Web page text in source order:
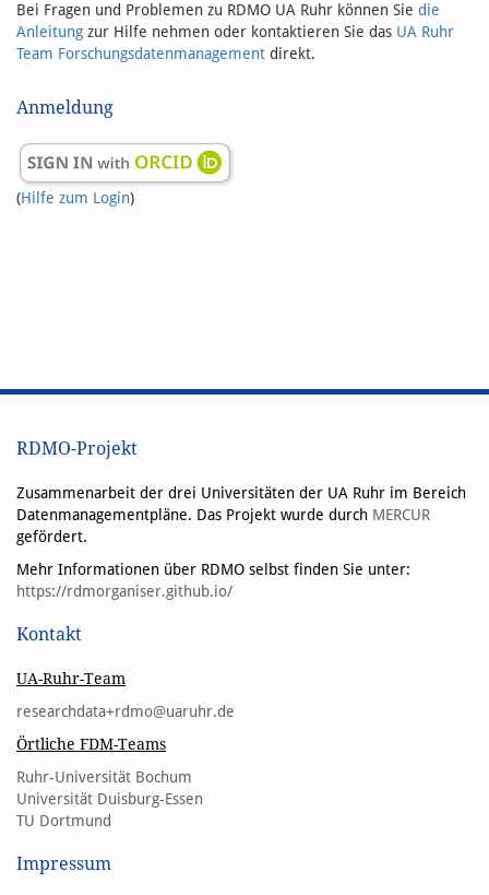
Bei Fragen und Problemen zu RDMO UA Ruhr können Sie die
Anleitung zur Hilfe nehmen oder kontaktieren Sie das UA Ruhr
Team Forschungsdatenmanagement direkt.
Anmeldung
(Hilfe zum Login)
RDMO-Projekt
Zusammenarbeit der drei Universitäten der UA Ruhr im Bereich
Datenmanagementpläne. Das Projekt wurde durch MERCUR
gefördert.
Mehr Informationen über RDMO selbst finden Sie unter:
https://rdmorganiser.github.io/
Kontakt
UA-Ruhr-Team
researchdata+rdmo@uaruhr.de
Örtliche FDM-Teams
Ruhr-Universität Bochum
Universität Duisburg-Essen
TU Dortmund
Impressum